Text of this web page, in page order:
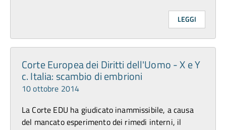
LEGGI
Corte Europea dei Diritti dell'Uomo - X e Y
c. Italia: scambio di embrioni
10 ottobre 2014
La Corte EDU ha giudicato inammissibile, a causa
del mancato esperimento dei rimedi interni, il